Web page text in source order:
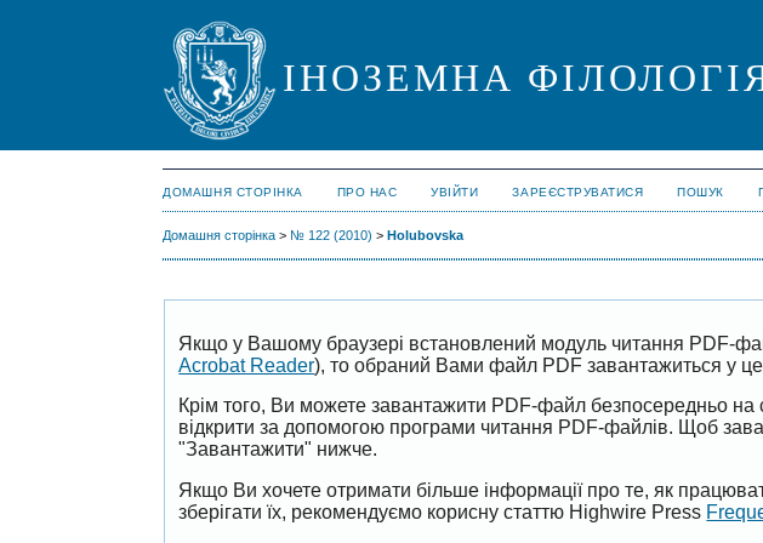
ІНОЗЕМНА
ДОМАШНЯ СТОРІНКА ПРО НАС УВІЙТИ ЗАРЕЄСТРУВАТИСЯ ПОШУК
Домашня сторінка > № 122 (2010) >Holubovska
Якщо у Вашому браузері встановлений модуль читання PDF-
Acrobat Reader), то обраний Вами файл PDF завантажиться у це
Крім того, Ви можете завантажити PDF-файл безпосередньо
відкрити за допомогою програми читання PDF-файлів. Щоб
"Завантажити" нижче.
Якщо Ви хочете отримати більше інформації про те, як
зберігати їх, рекомендуємо корисну статтю Highwire Press